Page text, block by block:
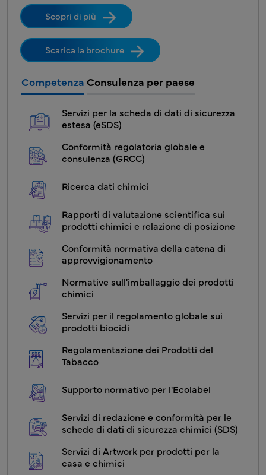
Scopri di più
Scarica la brochure
Competenza Consulenza per paese
CSRA - Menu servizio1 Prodotti chimici
Servizi per la scheda di dati di sicurezza
estesa (eSDS)
Conformità regolatoria globale e
consulenza (GRCC)
Ricerca dati chimici
Rapporti di valutazione scientifica sui
prodotti chimici e relazione di posizione
Conformità normativa della catena di
approvvigionamento
Normative sull'imballaggio dei prodotti
chimici
Servizi per il regolamento globale sui
prodotti biocidi
Regolamentazione dei Prodotti del
Tabacco
Supporto normativo per l'Ecolabel
Servizi di redazione e conformità per le
schede di dati di sicurezza chimici (SDS)
Servizi di Artwork per prodotti per la
casa e chimici